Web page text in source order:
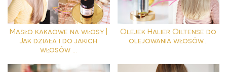
Masło kakaowe na włosy |
Jak działa i do jakich
włosów ...
Olejek Halier Oiltense do
olejowania włosów...